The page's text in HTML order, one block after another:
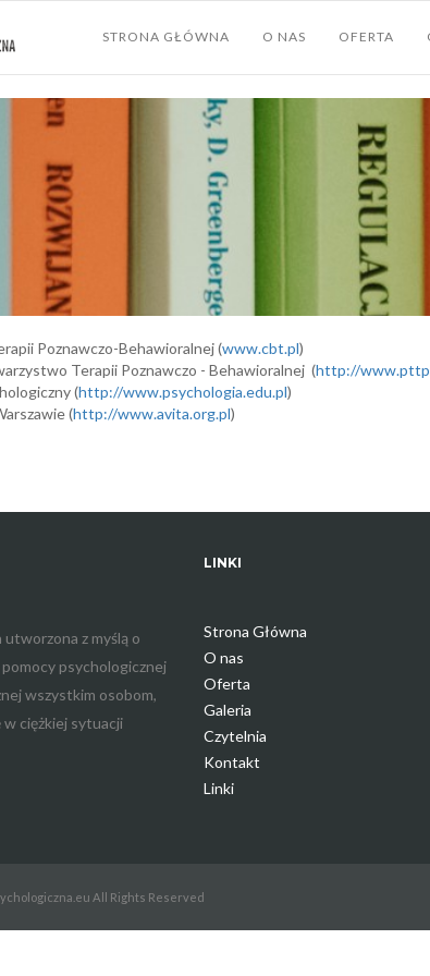
STRONA GŁÓWNA O NAS OFERTA
Poznawczo-Behawioralnej (www.cbt.pl)
Terapii Poznawczo - Behawioralnej (http://
(http://www.psychologia.edu.pl)
(http://www.avita.org.pl)
utworzona z myślą o
psychologicznej
wszystkim osobom,
w ciężkiej sytuacji
LINKI
Strona Główna
O nas
Oferta
Galeria
Czytelnia
Kontakt
Linki
All Rights Reserved